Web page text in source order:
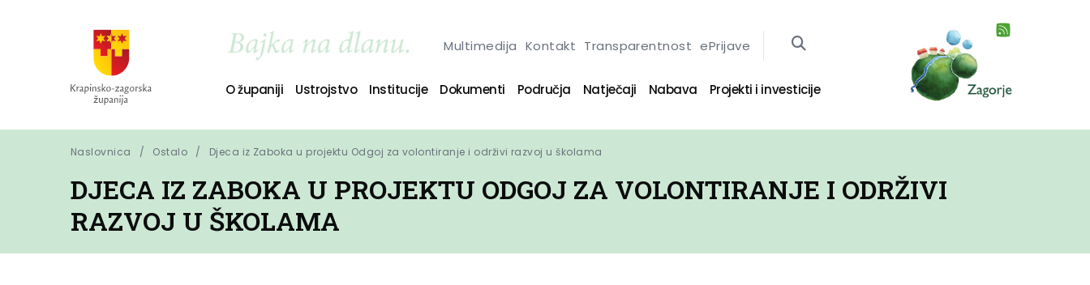
Multimedija Kontakt Transparentnost ePrijave
O županiji Ustrojstvo Institucije Dokumenti Područja Natječaji Nabava Projekti i investicije
Naslovnica Ostalo Djeca iz Zaboka u projektu Odgoj za volontiranje i održivi razvoj u školama
DJECA IZ ZABOKA U PROJEKTU ODGOJ ZA VOLONTIRANJE I ODRŽIVI
RAZVOJ U ŠKOLAMA